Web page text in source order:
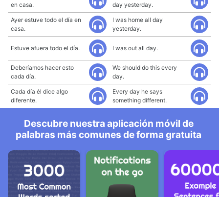
en casa.
day yesterday.
Ayer estuve todo el día en
casa.
I was home all day
yesterday.
Estuve afuera todo el día. I was out all day.
Deberíamos hacer esto
cada día.
We should do this every
day.
Cada día él dice algo
diferente.
Every day he says
something different.
Descubre nuestra aplicación móvil de
palabras más comunes de forma gratuita